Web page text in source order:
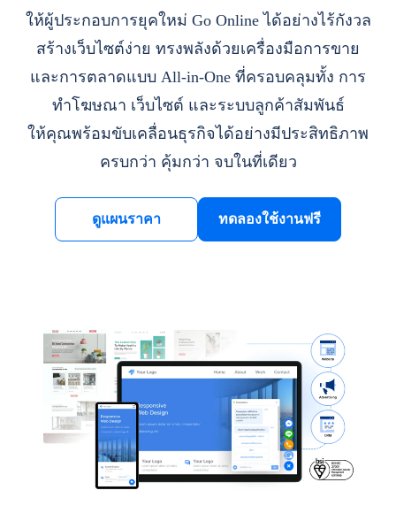
ให้ผู้ประกอบการยุคใหม่ Go Online ได้อย่างไร้กังวล
สร้างเว็บไซต์ง่าย ทรงพลังด้วยเครื่องมือการขาย
และการตลาดแบบ All-in-One ที่ครอบคลุมทั้ง การ
ทำโฆษณา เว็บไซต์ และระบบลูกค้าสัมพันธ์
ให้คุณพร้อมขับเคลื่อนธุรกิจได้อย่างมีประสิทธิภาพ
ครบกว่า คุ้มกว่า จบในที่เดียว
ดูแผนราคา ทดลองใช้งานฟรี